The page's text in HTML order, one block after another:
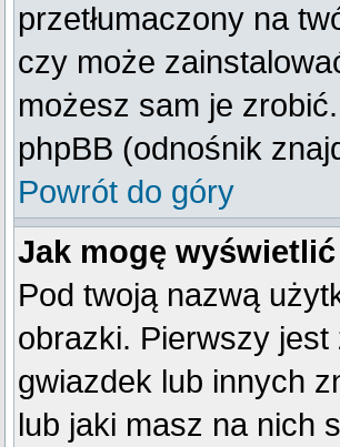
przetłumaczony na
czy może
możesz sam je
phpBB (odnośnik
Powrót do góry
Jak mogę
Pod twoją nazwą
obrazki. Pierwszy
gwiazdek lub innych
lub jaki masz na nich